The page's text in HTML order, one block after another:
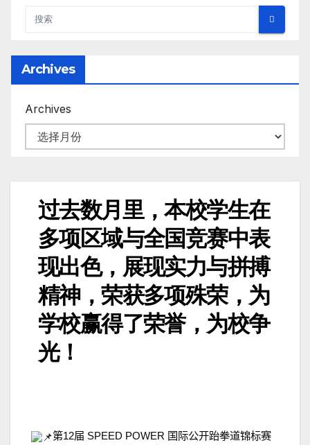
Archives
Archives
过去数月里，本校学生在
多项区域与全国竞赛中表
现出色，展现实力与拼搏
精神，荣获多项殊荣，为
学校赢得了荣誉，为校争
光！
第12届 SPEED POWER 国际公开跆拳道锦标赛